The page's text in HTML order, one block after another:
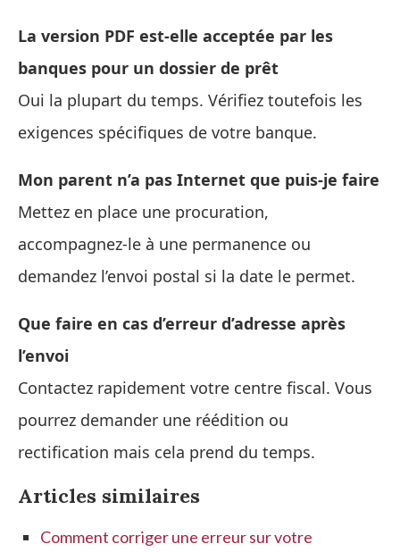
La version PDF est-elle acceptée par les
banques pour un dossier de prêt
Oui la plupart du temps. Vérifiez toutefois les
exigences spécifiques de votre banque.
Mon parent n’a pas Internet que puis-je faire
Mettez en place une procuration,
accompagnez-le à une permanence ou
demandez l’envoi postal si la date le permet.
Que faire en cas d’erreur d’adresse après
l’envoi
Contactez rapidement votre centre fiscal. Vous
pourrez demander une réédition ou
rectification mais cela prend du temps.
Articles similaires
Comment corriger une erreur sur votre